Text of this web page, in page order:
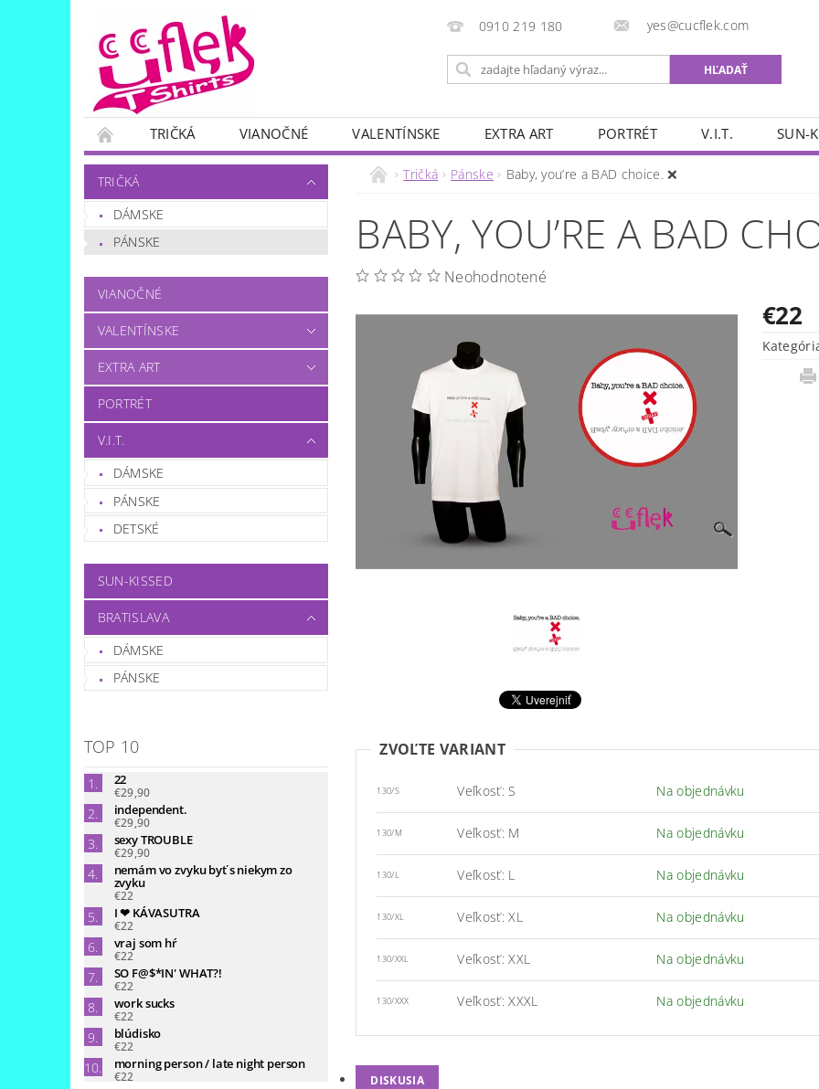
0910 219 180 yes@cucflek.com
TRIČKÁ VIANOČNÉ VALENTÍNSKE EXTRA ART PORTRÉT V.I.T.
SUN-
SKUPINOVÉ
OTÁZKA..?:)
TRIČKÁ
DÁMSKE
PÁNSKE
VIANOČNÉ
VALENTÍNSKE
EXTRA ART
PORTRÉT
V.I.T.
DÁMSKE
PÁNSKE
DETSKÉ
SUN-KISSED
BRATISLAVA
DÁMSKE
PÁNSKE
TOP 10
22
€29,90
independent.
€29,90
sexy TROUBLE
€29,90
nemám vo zvyku byť s niekym zo
zvyku
€22
I ❤ KÁVASUTRA
€22
vraj som hŕ
€22
SO F@$*IN' WHAT?!
€22
work sucks
€22
blúdisko
€22
morning person / late night person
€22
Tričká Pánske Baby, you’re a BAD choice. ❌
BABY, YOU’RE A BAD
Neohodnotené
€22
ZVOĽTE VARIANT
130/S Veľkosť: S Na objednávku
130/M Veľkosť: M Na objednávku
130/L Veľkosť: L Na objednávku
130/XL Veľkosť: XL Na objednávku
130/XXL Veľkosť: XXL Na objednávku
130/XXX Veľkosť: XXXL Na objednávku
DISKUSIA